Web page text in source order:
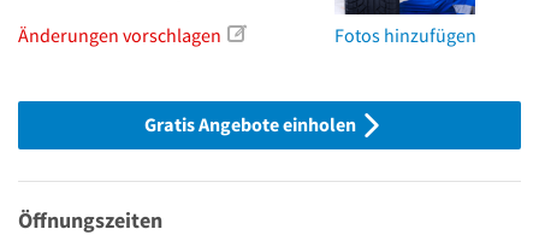
Änderungen vorschlagen
Fotos hinzufügen
Gratis Angebote einholen
Öffnungszeiten